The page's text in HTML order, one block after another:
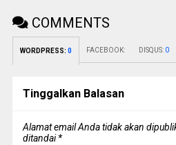
COMMENTS
WORDPRESS: 0 FACEBOOK: DISQUS: 0
Tinggalkan Balasan
Alamat email Anda tidak akan
ditandai*